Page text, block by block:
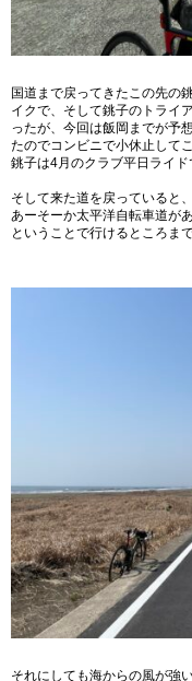
国道まで戻ってきたこの先の
イクで、そして銚子のトライ
ったが、今回は飯岡までが予
たのでコンビニで小休止して
銚子は4月のクラブ平日ライド
そして来た道を戻っていると
あーそーか太平洋自転車道が
ということで行けるところま
それにしても海からの風が強い